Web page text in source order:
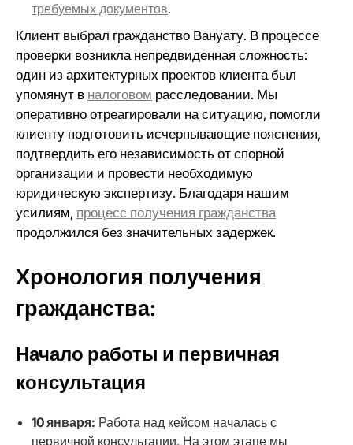
требуемых документов.
Клиент выбрал гражданство Вануату. В процессе
проверки возникла непредвиденная сложность:
один из архитектурных проектов клиента был
упомянут в налоговом расследовании. Мы
оперативно отреагировали на ситуацию, помогли
клиенту подготовить исчерпывающие пояснения,
подтвердить его независимость от спорной
организации и провести необходимую
юридическую экспертизу. Благодаря нашим
усилиям, процесс получения гражданства
продолжился без значительных задержек.
Хронология получения
гражданства:
Начало работы и первичная
консультация
10 января: Работа над кейсом началась с
первичной консультации. На этом этапе мы